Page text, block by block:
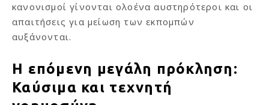
κανονισμοί γίνονται ολοένα αυστηρότεροι και οι
απαιτήσεις για μείωση των εκπομπών
αυξάνονται.
Η επόμενη μεγάλη πρόκληση:
Καύσιμα και τεχνητή